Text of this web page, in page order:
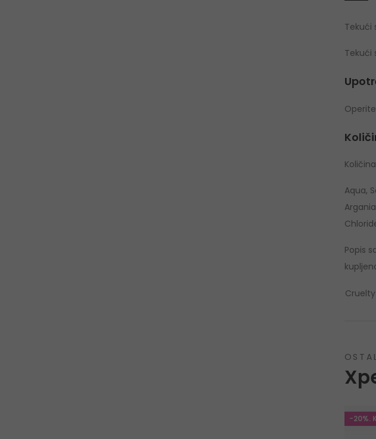
Tekući
Tekući
Aqua,
Popis
-20%.